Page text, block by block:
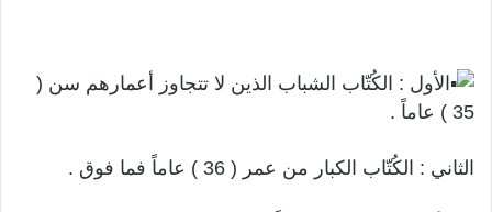
الأول : الكُتّاب الشباب الذين لا تتجاوز أعمارهم سن (
35 ) عاماً .
الثاني : الكُتّاب الكبار من عمر ( 36 ) عاماً فما فوق .